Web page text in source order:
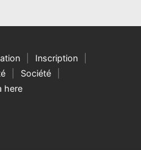
Inscription
Société
here